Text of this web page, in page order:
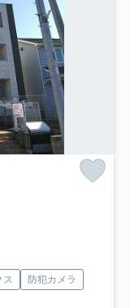
ス
防犯カメラ